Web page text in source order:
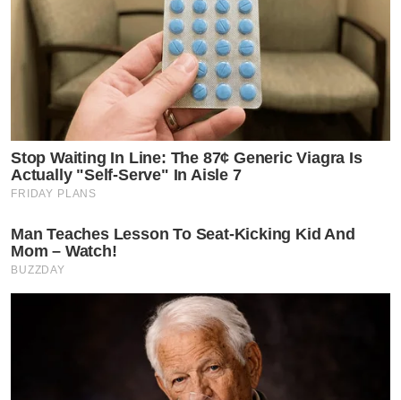
Stop Waiting In Line: The 87¢ Generic Viagra Is
Actually "Self-Serve" In Aisle 7
FRIDAY PLANS
Man Teaches Lesson To Seat-Kicking Kid And
Mom – Watch!
BUZZDAY